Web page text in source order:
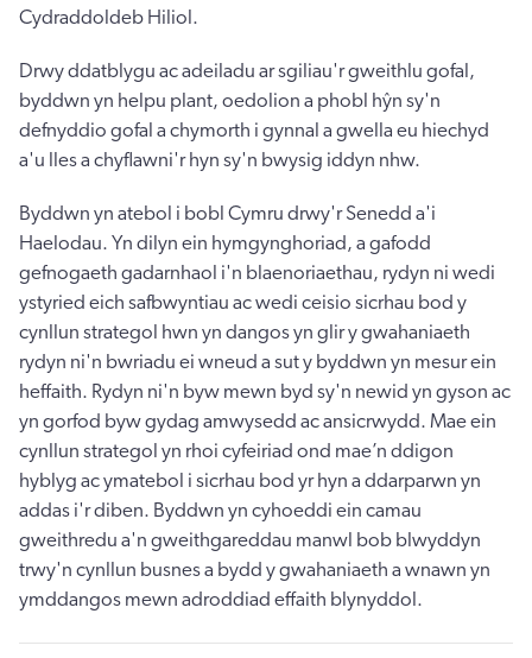
Cydraddoldeb Hiliol.
Drwy ddatblygu ac adeiladu ar sgiliau'r gweithlu gofal,
byddwn yn helpu plant, oedolion a phobl hŷn sy'n
defnyddio gofal a chymorth i gynnal a gwella eu hiechyd
a'u lles a chyflawni'r hyn sy'n bwysig iddyn nhw.
Byddwn yn atebol i bobl Cymru drwy'r Senedd a'i
Haelodau. Yn dilyn ein hymgynghoriad, a gafodd
gefnogaeth gadarnhaol i'n blaenoriaethau, rydyn ni wedi
ystyried eich safbwyntiau ac wedi ceisio sicrhau bod y
cynllun strategol hwn yn dangos yn glir y gwahaniaeth
rydyn ni'n bwriadu ei wneud a sut y byddwn yn mesur ein
heffaith. Rydyn ni'n byw mewn byd sy'n newid yn gyson ac
yn gorfod byw gydag amwysedd ac ansicrwydd. Mae ein
cynllun strategol yn rhoi cyfeiriad ond mae’n ddigon
hyblyg ac ymatebol i sicrhau bod yr hyn a ddarparwn yn
addas i'r diben. Byddwn yn cyhoeddi ein camau
gweithredu a'n gweithgareddau manwl bob blwyddyn
trwy'n cynllun busnes a bydd y gwahaniaeth a wnawn yn
ymddangos mewn adroddiad effaith blynyddol.